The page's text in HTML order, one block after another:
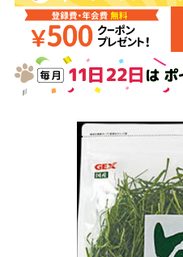
ドッグフード
美容・ケア用品
日用品（デイリー）
トリマーグッズ
アフターサービス
商品リクエスト
お問い合わせ